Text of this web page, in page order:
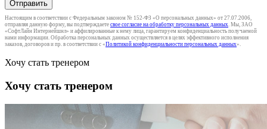
Отправить
Настоящим в соответствии с Федеральным законом № 152-ФЗ «О персональных данных» от 27.07.2006,
отправляя данную форму, вы подтверждаете свое согласие на обработку персональных данных. Мы, ЗАО
«СофтЛайн Интернейшнл» и аффилированные к нему лица, гарантируем конфиденциальность получаемой
нами информации. Обработка персональных данных осуществляется в целях эффективного исполнения
заказов, договоров и пр. в соответствии с «Политикой конфиденциальности персональных данных».
Хочу стать тренером
Хочу стать тренером